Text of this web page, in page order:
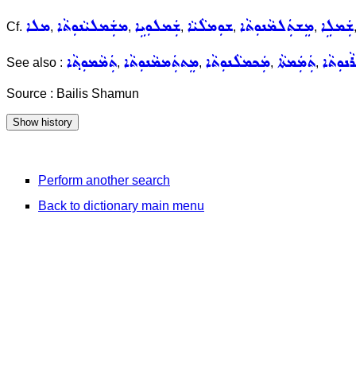
Cf. ܡܠܐ, ܡܫܲܡܠܝܵܢܘܼܬܵܐ, ܫܲܡܠܘܼܝܹܐ, ܫܘܼܡܠܵܝܵܐ, ܡܸܫܬܲܠܡܵܢܘܼܬܵܐ, ܫܲܡܠܹܐ
See also : ܬܲܡܵܡܘܼܬ݂ܵܐ, ܡܸܬܬܲܡܡܵܢܘܼܬܵܐ, ܡܲܟܡܠܵܢܘܼܬܵܐ, ܬܲܡܲܡܬܵܐ,
Source : Bailis Shamun
Perform another search
Back to dictionary main menu